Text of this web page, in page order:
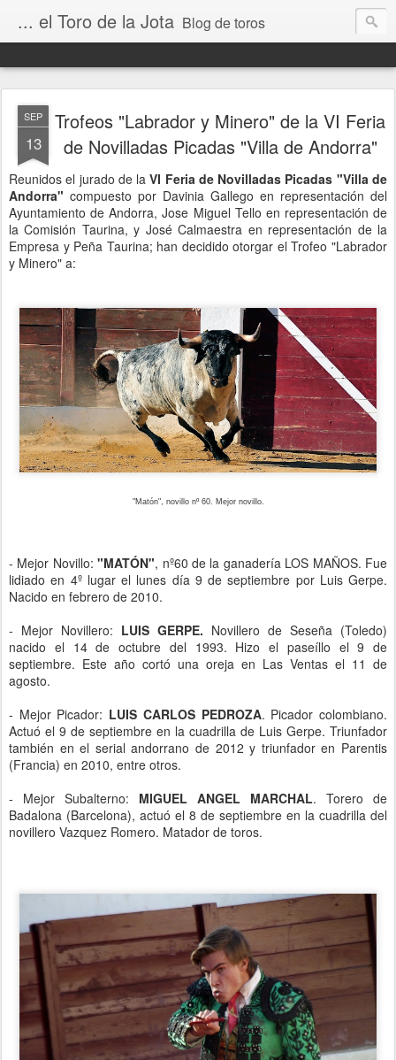
... el Toro de la Jota Blog de toros
SEP
13
Trofeos "Labrador y Minero" de la VI Feria
de Novilladas Picadas "Villa de Andorra"
Reunidos el jurado de laVI Feria de Novilladas Picadas "Villa de
Andorra" compuesto por Davinia Gallego en representación del
Ayuntamiento de Andorra, Jose Miguel Tello en representación de
la Comisión Taurina, y José Calmaestra en representación de la
Empresa y Peña Taurina; han decidido otorgar el Trofeo "Labrador
y Minero" a:
"Matón", novillo nº 60. Mejor novillo.
- Mejor Novillo:"MATÓN", nº60 de la ganadería LOS MAÑOS. Fue
lidiado en 4º lugar el lunes día 9 de septiembre por Luis Gerpe.
Nacido en febrero de 2010.
- Mejor Novillero: LUIS GERPE. Novillero de Seseña (Toledo)
nacido el 14 de octubre del 1993. Hizo el paseíllo el 9 de
septiembre. Este año cortó una oreja en Las Ventas el 11 de
agosto.
- Mejor Picador: LUIS CARLOS PEDROZA. Picadorcolombiano.
Actuó el 9 de septiembre en la cuadrilla de Luis Gerpe. Triunfador
también en el serial andorrano de 2012 y triunfador en Parentis
(Francia) en 2010, entre otros.
- Mejor Subalterno: MIGUEL ANGEL MARCHAL. Torero de
Badalona (Barcelona), actuó el 8 de septiembre en la cuadrilla del
novillero Vazquez Romero. Matador de toros.